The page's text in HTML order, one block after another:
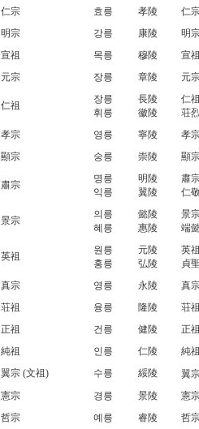
仁宗 효릉 孝陵
仁
明宗 강릉 康陵
明
宣祖 목릉 穆陵
宣
元宗 장릉 章陵 元
仁祖
장릉
휘릉
長陵
徽陵
仁
荘
孝宗 영릉 寧陵
孝
顯宗 숭릉 崇陵 顯
肅宗
명릉
익릉
明陵
翼陵
肅
仁
景宗
의릉
혜릉
懿陵
惠陵
景
端
英祖
원릉
홍릉
元陵
弘陵
英
貞
真宗 영릉 永陵
真
荘祖 융릉 隆陵
荘
正祖 건릉 健陵
正
純祖 인릉 仁陵
純
翼宗 (文祖) 수릉 綏陵
翼
憲宗 경릉 景陵
憲
哲宗 예릉 睿陵
哲